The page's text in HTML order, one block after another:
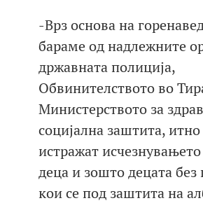
-Врз основа на
бараме од надлежните
државната полиција,
Обвинителството во
Министерството за
социјална заштита, итно
истражат
деца и зошто децата
кои се под заштита на